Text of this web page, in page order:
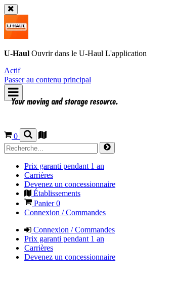
U-Haul Ouvrir dans le U-Haul L'application
Actif
Passer au contenu principal
0
Prix garanti pendant 1 an
Carrières
Devenez un concessionnaire
Établissements
Panier0
Connexion / Commandes
Connexion / Commandes
Prix garanti pendant 1 an
Carrières
Devenez un concessionnaire